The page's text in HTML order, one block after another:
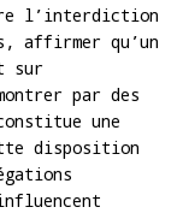
l’interdiction
affirmer qu’un
sur
par des
une
disposition